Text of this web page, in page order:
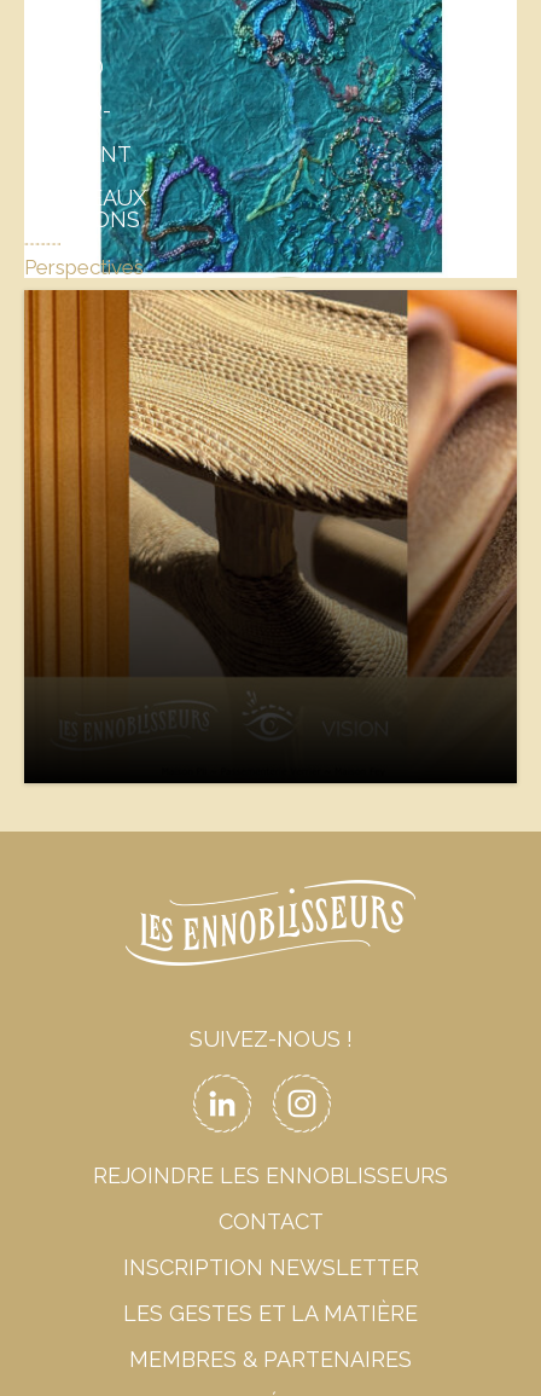
QUAND
SAVOIR-
OUVRENT
NOUVEAUX
HORIZONS
Perspectives
SUIVEZ-NOUS !
REJOINDRE LES ENNOBLISSEURS
CONTACT
INSCRIPTION NEWSLETTER
LES GESTES ET LA MATIÈRE
MEMBRES & PARTENAIRES